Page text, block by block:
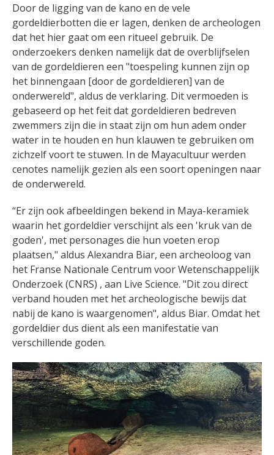
Door de ligging van de kano en de vele
gordeldierbotten die er lagen, denken de archeologen
dat het hier gaat om een ritueel gebruik. De
onderzoekers denken namelijk dat de overblijfselen
van de gordeldieren een "toespeling kunnen zijn op
het binnengaan [door de gordeldieren] van de
onderwereld", aldus de verklaring. Dit vermoeden is
gebaseerd op het feit dat gordeldieren bedreven
zwemmers zijn die in staat zijn om hun adem onder
water in te houden en hun klauwen te gebruiken om
zichzelf voort te stuwen. In de Mayacultuur werden
cenotes namelijk gezien als een soort openingen naar
de onderwereld.
“Er zijn ook afbeeldingen bekend in Maya-keramiek
waarin het gordeldier verschijnt als een 'kruk van de
goden', met personages die hun voeten erop
plaatsen," aldus Alexandra Biar, een archeoloog van
het Franse Nationale Centrum voor Wetenschappelijk
Onderzoek (CNRS) , aan Live Science. "Dit zou direct
verband houden met het archeologische bewijs dat
nabij de kano is waargenomen", aldus Biar. Omdat het
gordeldier dus dient als een manifestatie van
verschillende goden.